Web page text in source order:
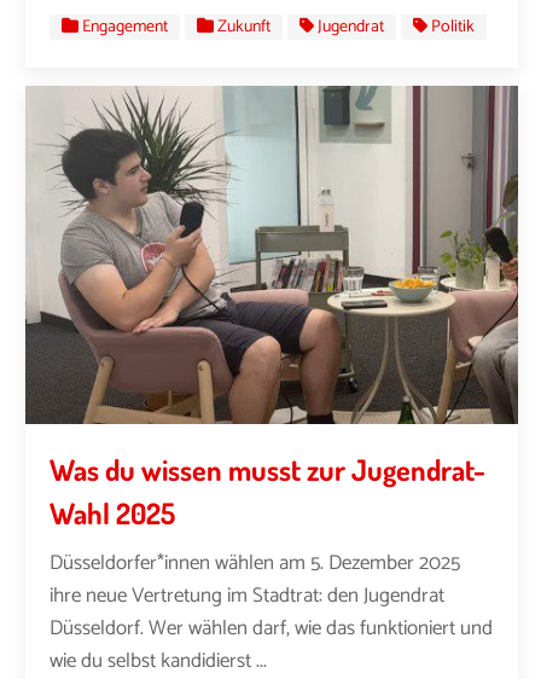
Engagement Zukunft Jugendrat Politik
Was du wissen musst zur Jugendrat-
Wahl 2025
Düsseldorfer*innen wählen am 5. Dezember 2025
ihre neue Vertretung im Stadtrat: den Jugendrat
Düsseldorf. Wer wählen darf, wie das funktioniert und
wie du selbst kandidierst ...